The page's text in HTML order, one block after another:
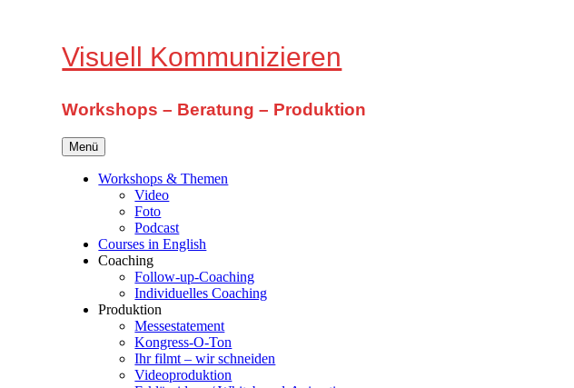
Visuell Kommunizieren
Workshops – Beratung – Produktion
Menü
Workshops & Themen
Video
Foto
Podcast
Courses in English
Coaching
Follow-up-Coaching
Individuelles Coaching
Produktion
Messestatement
Kongress-O-Ton
Ihr filmt – wir schneiden
Videoproduktion